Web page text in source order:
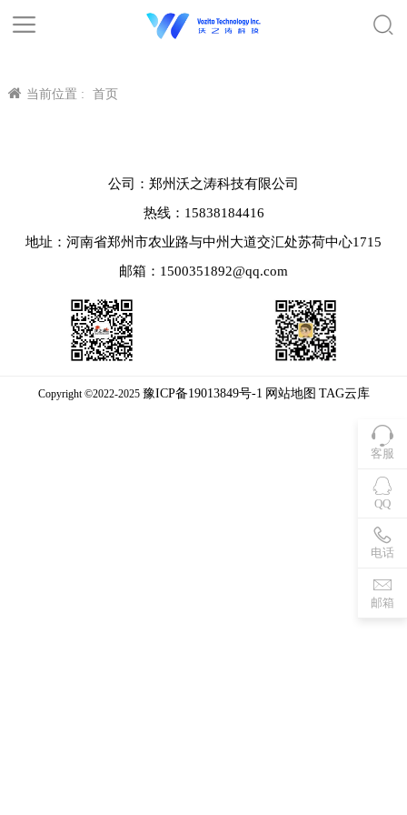
当前位置 : 首页
客服
QQ
电话
邮箱
公司：郑州沃之涛科技有限公司
热线：15838184416
地址：河南省郑州市农业路与中州大道交汇处苏荷中心1715
邮箱：1500351892@qq.com
Copyright ©2022-2025 豫ICP备19013849号-1 网站地图 TAG云库